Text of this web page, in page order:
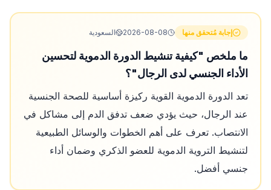
إجابة مُتحقق منها 2026-08-08 السعودية
ما ملخص "كيفية تنشيط الدورة الدموية لتحسين
الأداء الجنسي لدى الرجال"؟
تعد الدورة الدموية القوية ركيزة أساسية للصحة الجنسية
عند الرجال، حيث يؤدي ضعف تدفق الدم إلى مشاكل في
الانتصاب. تعرف على أهم الخطوات والوسائل الطبيعية
لتنشيط التروية الدموية للعضو الذكري وضمان أداء
جنسي أفضل.